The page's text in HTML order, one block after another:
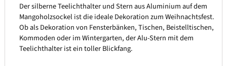
Der silberne Teelichthalter und Stern aus Aluminium auf dem
Mangoholzsockel ist die ideale Dekoration zum Weihnachtsfest.
Ob als Dekoration von Fensterbänken, Tischen, Beistelltischen,
Kommoden oder im Wintergarten, der Alu-Stern mit dem
Teelichthalter ist ein toller Blickfang.